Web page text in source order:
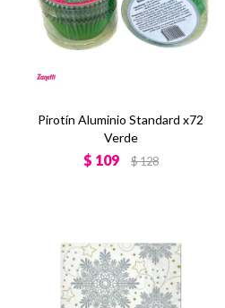
Pirotín Aluminio Standard x72
Verde
$ 109 $128